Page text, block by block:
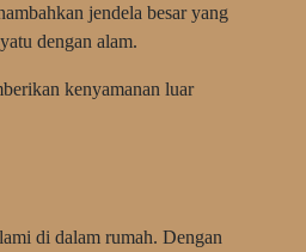
jendela besar yang
dengan alam.
kenyamanan luar
di dalam rumah. Dengan